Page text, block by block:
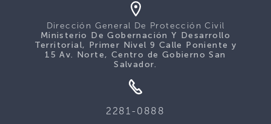
Dirección General De Protección Civil
Ministerio De Gobernación Y Desarrollo
Territorial, Primer Nivel 9 Calle Poniente y
15 Av. Norte, Centro de Gobierno San
Salvador.
2281-0888